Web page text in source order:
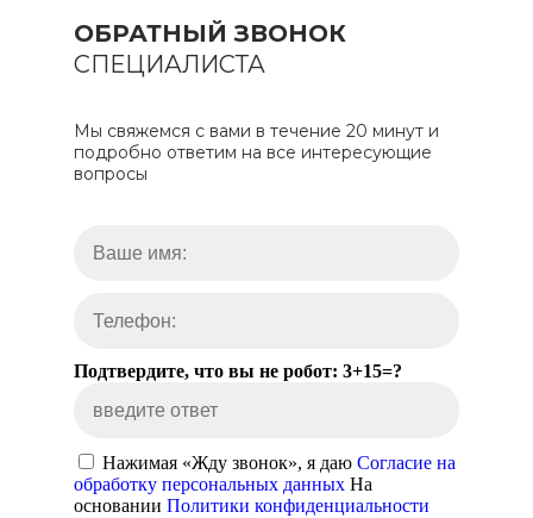
ОБРАТНЫЙ ЗВОНОК
СПЕЦИАЛИСТА
Мы свяжемся с вами в течение 20 минут и
подробно ответим на все интересующие
вопросы
Подтвердите, что вы не робот: 3+15=?
Нажимая «Жду звонок», я даю Согласие на
обработку персональных данных На
основании Политики конфиденциальности